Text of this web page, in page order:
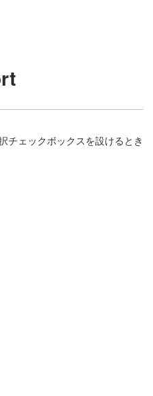
チェックボックスを設けるとき